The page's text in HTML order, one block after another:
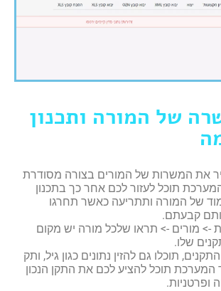
של המורה ותכנון
את המשרות של המורים בצורה מסודרת
תוכל לעזור לכם אחר כך בתכנון
של המורה ותתריעה כאשר תחרגו
קבעתם.
-> מורים -> תראו שלכל מורה יש מקום
שלו.
תוכלו גם להזין נתונים כגון גיל, ותק
המערכת תוכל להציע לכם את התקן הנכון
ופרטניות.